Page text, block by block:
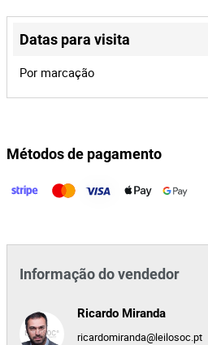
Equipamentos de Hotelaria
Lote Adjudicado
Datas para visita
Por marcação
Métodos de pagamento
Informação do vendedor
Ricardo Miranda
ricardomiranda@leilosoc.pt